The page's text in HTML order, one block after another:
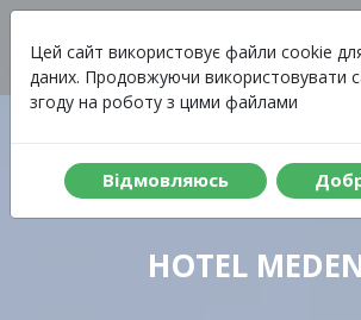
Цей сайт використовує файли cookie
даних. Продовжуючи використовувати
згоду на роботу з цими файлами
Вiдмовляюсь
Меню
HOTEL